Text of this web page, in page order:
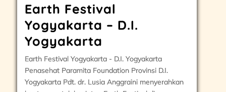
Earth Festival
Yogyakarta – D.I.
Yogyakarta
Earth Festival Yogyakarta - D.I. Yogyakarta
Penasehat Paramita Foundation Provinsi D.I.
Yogyakarta Pdt. dr. Lusia Anggraini menyerahkan